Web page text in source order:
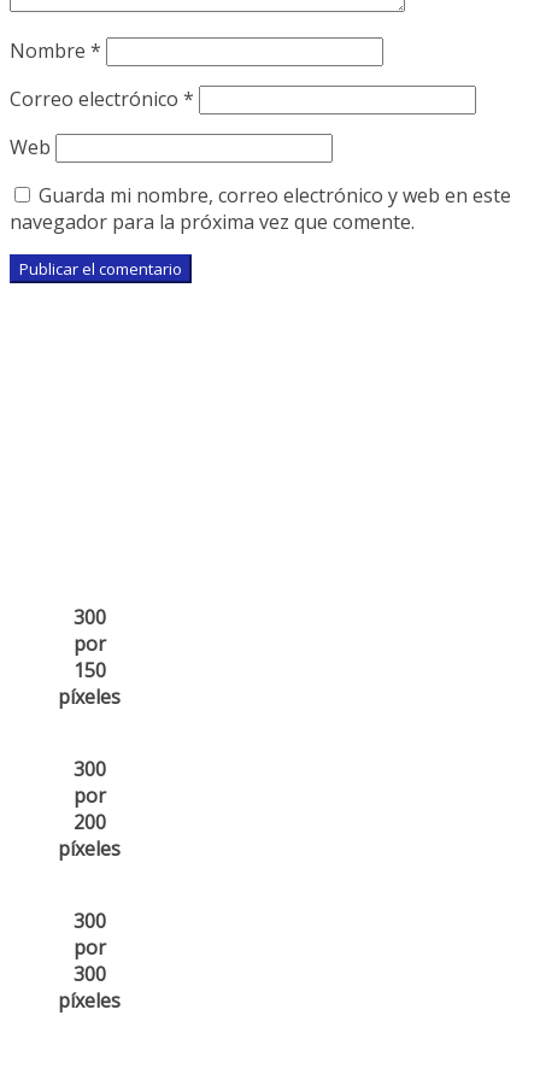
Nombre *
Correo electrónico *
Web
Guarda mi nombre, correo electrónico y web en este
navegador para la próxima vez que comente.
300
por
150
píxeles
300
por
200
píxeles
300
por
300
píxeles